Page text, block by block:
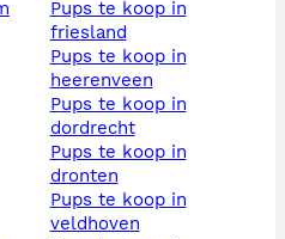
pups te koop in
friesland
pups te koop in
heerenveen
pups te koop in
dordrecht
pups te koop in
dronten
pups te koop in
veldhoven